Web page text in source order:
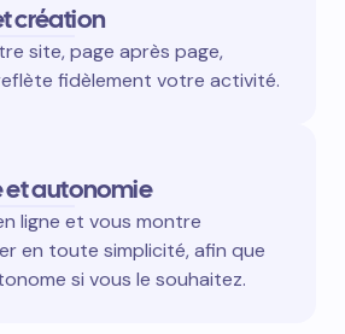
création
site, page après page,
reflète fidèlement votre activité.
et autonomie
ligne et vous montre
en toute simplicité, afin que
si vous le souhaitez.